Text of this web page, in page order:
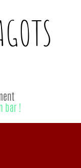
bar !